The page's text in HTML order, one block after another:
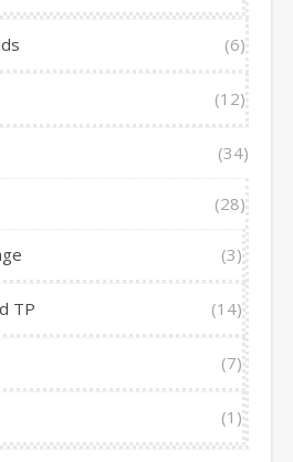
(6)
(12)
(34)
(28)
(3)
TP (14)
(7)
(1)